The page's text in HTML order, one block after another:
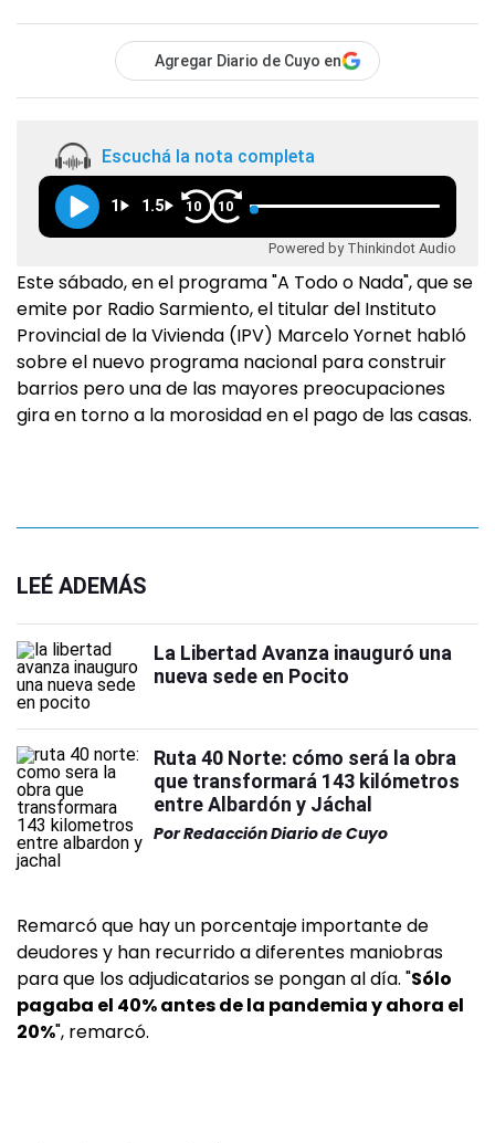
Agregar Diario de Cuyo en
Escuchá la nota completa
1 1.5 10 10
Powered by Thinkindot Audio
Este sábado, en el programa "A Todo o Nada", que se
emite por Radio Sarmiento, el titular del Instituto
Provincial de la Vivienda (IPV) Marcelo Yornet habló
sobre el nuevo programa nacional para construir
barrios pero una de las mayores preocupaciones
gira en torno a la morosidad en el pago de las casas.
LEÉ ADEMÁS
La Libertad Avanza inauguró una
nueva sede en Pocito
Ruta 40 Norte: cómo será la obra
que transformará 143 kilómetros
entre Albardón y Jáchal
PorRedacción Diario de Cuyo
Remarcó que hay un porcentaje importante de
deudores y han recurrido a diferentes maniobras
para que los adjudicatarios se pongan al día. "Sólo
pagaba el 40% antes de la pandemia y ahora el
20%", remarcó.